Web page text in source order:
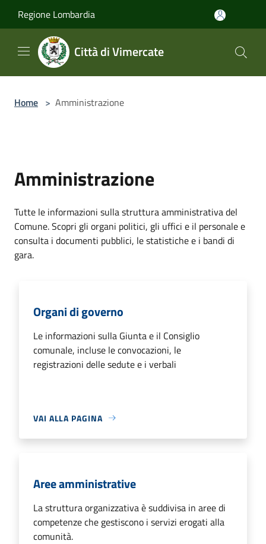
Regione Lombardia
Città di Vimercate
Home > Amministrazione
Amministrazione
Tutte le informazioni sulla struttura amministrativa del
Comune. Scopri gli organi politici, gli uffici e il personale e
consulta i documenti pubblici, le statistiche e i bandi di
gara.
Organi di governo
Le informazioni sulla Giunta e il Consiglio
comunale, incluse le convocazioni, le
registrazioni delle sedute e i verbali
VAI ALLA PAGINA
Aree amministrative
La struttura organizzativa è suddivisa in aree di
competenze che gestiscono i servizi erogati alla
comunità.